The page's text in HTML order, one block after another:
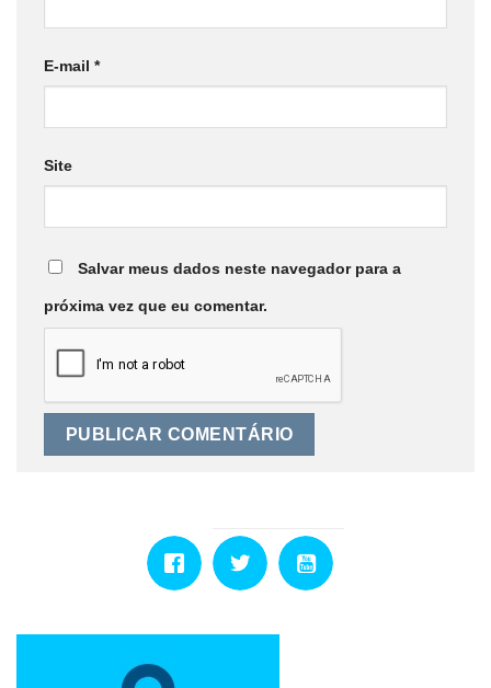
E-mail *
Site
Salvar meus dados neste navegador para a
próxima vez que eu comentar.